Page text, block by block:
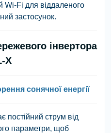
Wi-Fi для віддаленого
застосунок.
інвертора
X
сонячної енергії
постійний струм від
параметри, щоб